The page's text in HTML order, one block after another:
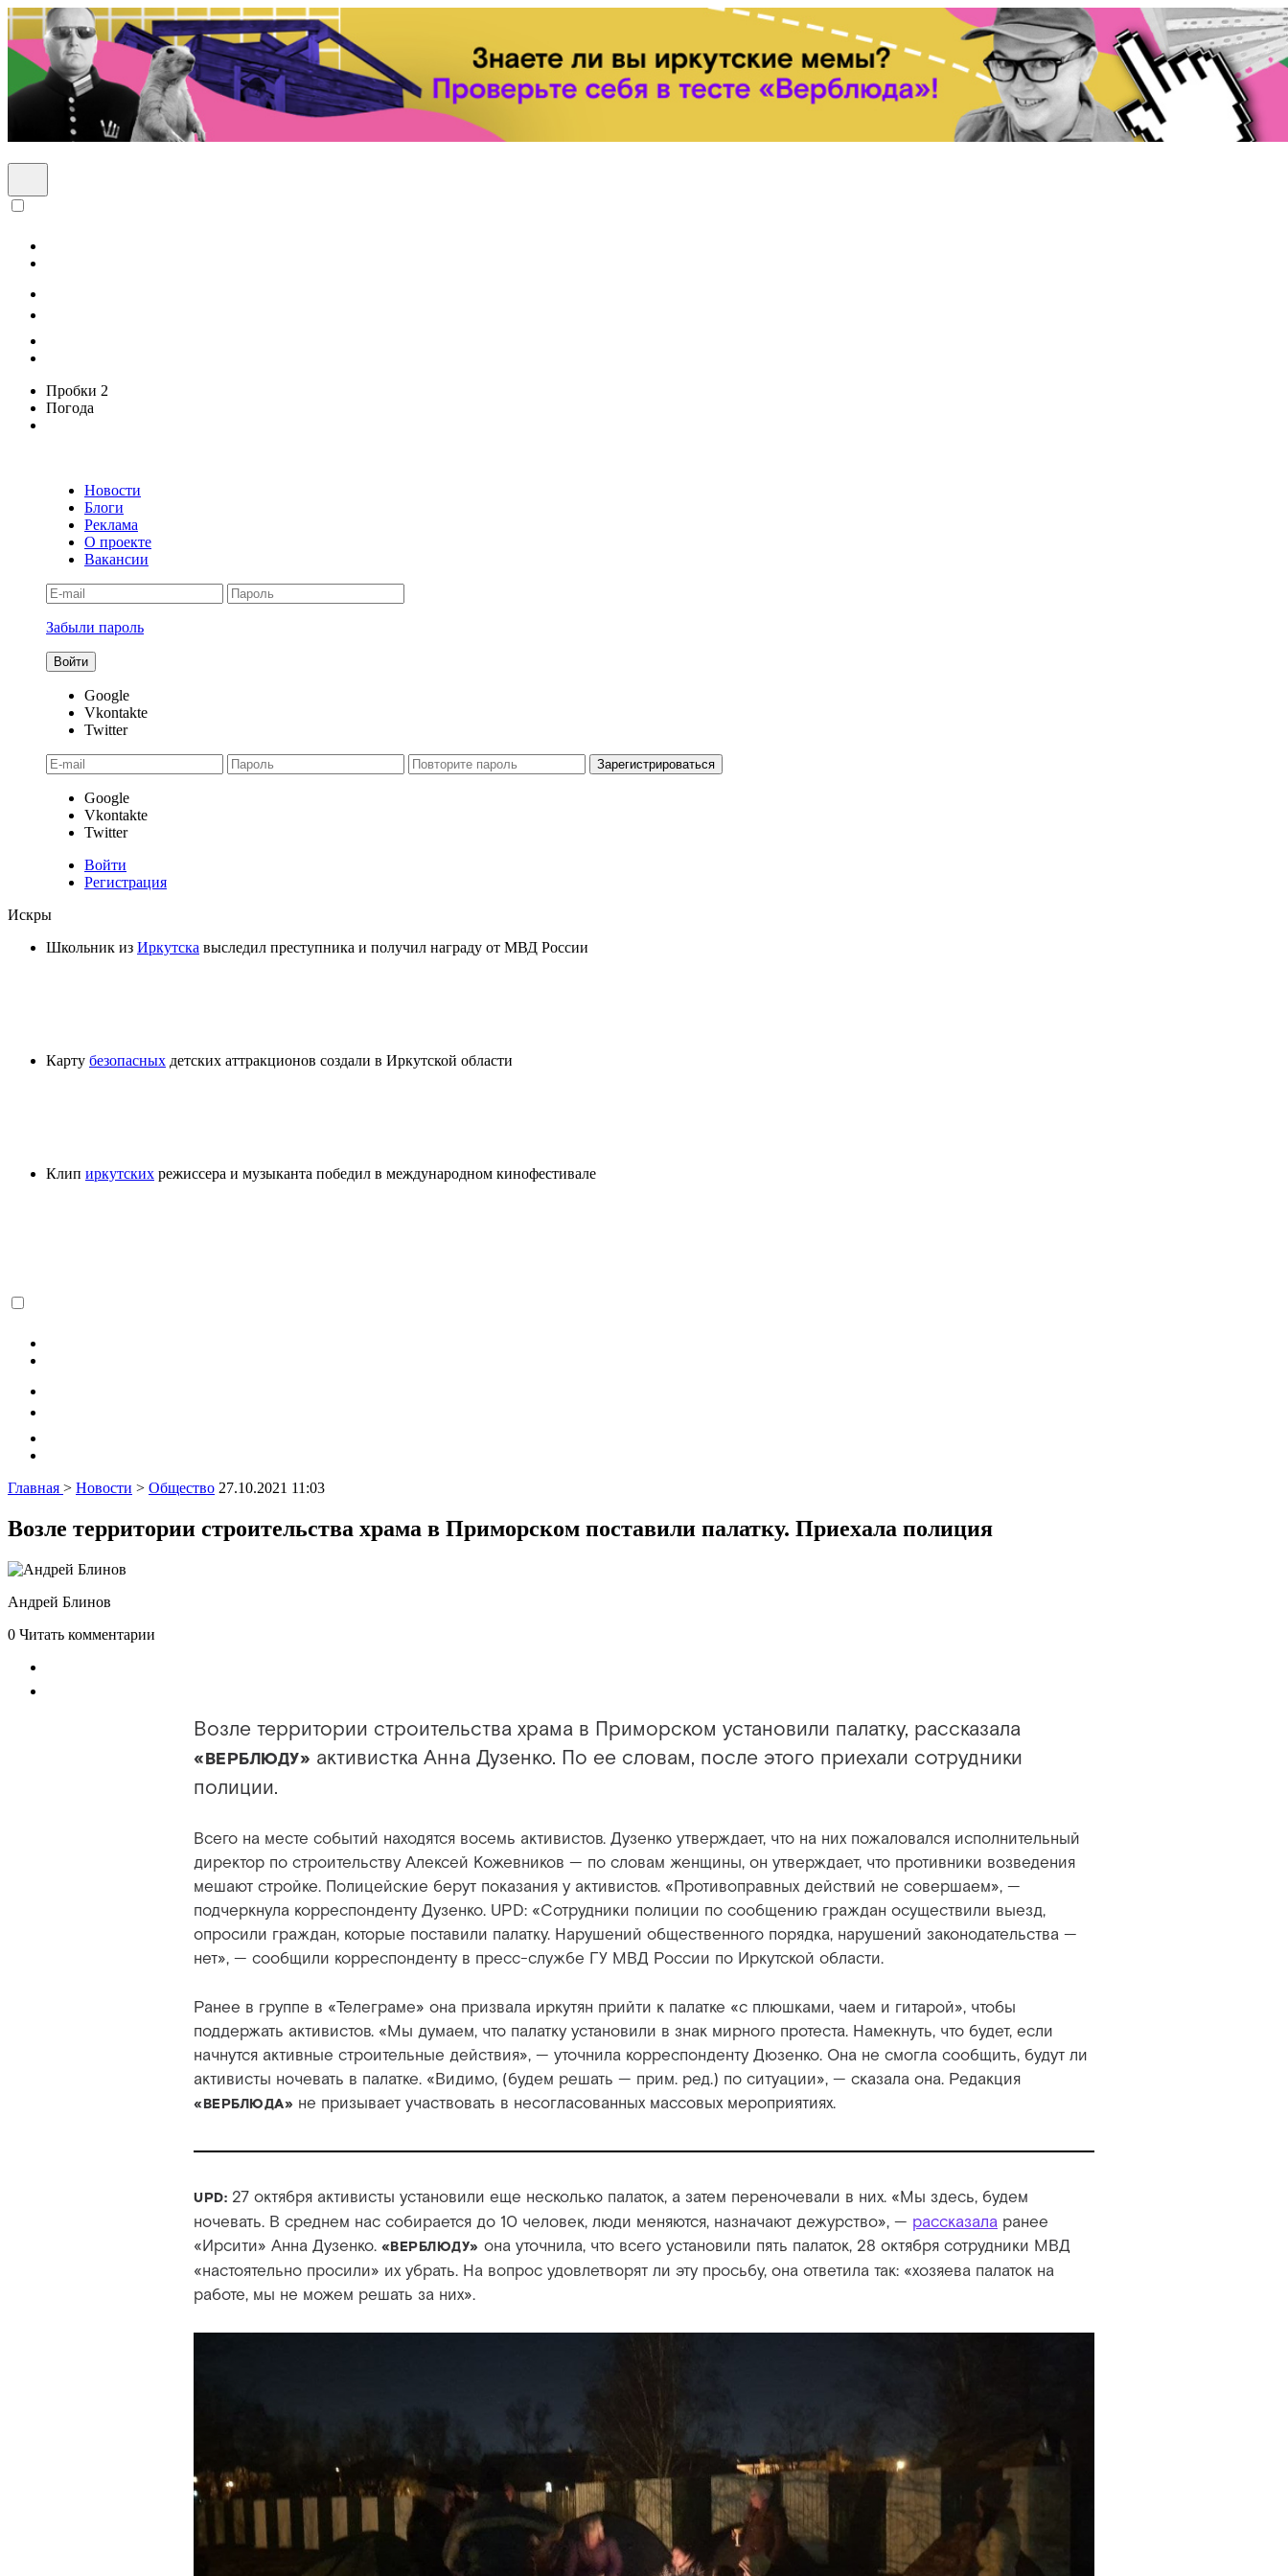
Пробки 2
Погода
Новости
Блоги
Реклама
О проекте
Вакансии
Забыли пароль
Google
Vkontakte
Twitter
Google
Vkontakte
Twitter
Войти
Регистрация
Искры
Школьник из Иркутска выследил преступника и получил награду от МВД России
Карту безопасных детских аттракционов создали в Иркутской области
Клип иркутских режиссера и музыканта победил в международном кинофестивале
Главная > Новости > Общество 27.10.2021 11:03
Возле территории строительства храма в Приморском поставили палатку. Приехала полиция
Андрей Блинов
0 Читать комментарии
Возле территории строительства храма в Приморском установили палатку, рассказала
«ВЕРБЛЮДУ» активистка Анна Дузенко. По ее словам, после этого приехали сотрудники
полиции.
Всего на месте событий находятся восемь активистов. Дузенко утверждает, что на них пожаловался исполнительный
директор по строительству Алексей Кожевников — по словам женщины, он утверждает, что противники возведения
мешают стройке. Полицейские берут показания у активистов. «Противоправных действий не совершаем», —
подчеркнула корреспонденту Дузенко. UPD: «Сотрудники полиции по сообщению граждан осуществили выезд,
опросили граждан, которые поставили палатку. Нарушений общественного порядка, нарушений законодательства —
нет», — сообщили корреспонденту в пресс-службе ГУ МВД России по Иркутской области.
Ранее в группе в «Телеграме» она призвала иркутян прийти к палатке «с плюшками, чаем и гитарой», чтобы
поддержать активистов. «Мы думаем, что палатку установили в знак мирного протеста. Намекнуть, что будет, если
начнутся активные строительные действия», — уточнила корреспонденту Дюзенко. Она не смогла сообщить, будут ли
активисты ночевать в палатке. «Видимо, (будем решать — прим. ред.) по ситуации», — сказала она. Редакция
«ВЕРБЛЮДА» не призывает участвовать в несогласованных массовых мероприятиях.
UPD: 27 октября активисты установили еще несколько палаток, а затем переночевали в них. «Мы здесь, будем
ночевать. В среднем нас собирается до 10 человек, люди меняются, назначают дежурство», — рассказала ранее
«Ирсити» Анна Дузенко. «ВЕРБЛЮДУ» она уточнила, что всего установили пять палаток, 28 октября сотрудники МВД
«настоятельно просили» их убрать. На вопрос удовлетворят ли эту просьбу, она ответила так: «хозяева палаток на
работе, мы не можем решать за них».